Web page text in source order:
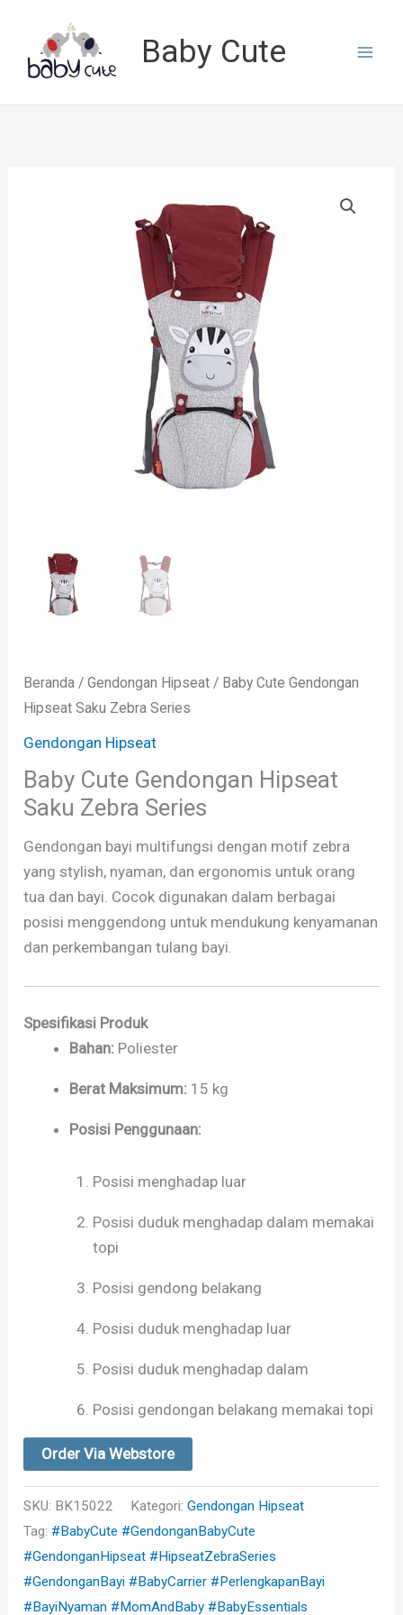
konten
Baby Cute
Beranda /Gendongan Hipseat / Baby Cute Gendongan
Hipseat Saku Zebra Series
Gendongan Hipseat
Baby Cute Gendongan Hipseat
Saku Zebra Series
Gendongan bayi multifungsi dengan motif zebra
yang stylish, nyaman, dan ergonomis untuk orang
tua dan bayi. Cocok digunakan dalam berbagai
posisi menggendong untuk mendukung kenyamanan
dan perkembangan tulang bayi.
Spesifikasi Produk
Bahan: Poliester
Berat Maksimum: 15 kg
Posisi Penggunaan:
Posisi menghadap luar
Posisi duduk menghadap dalam memakai
topi
Posisi gendong belakang
Posisi duduk menghadap luar
Posisi duduk menghadap dalam
Posisi gendongan belakang memakai topi
Order Via Webstore
SKU: BK15022 Kategori:Gendongan Hipseat
Tag: #BabyCute #GendonganBabyCute
#GendonganHipseat #HipseatZebraSeries
#GendonganBayi #BabyCarrier #PerlengkapanBayi
#BayiNyaman #MomAndBaby #BabyEssentials